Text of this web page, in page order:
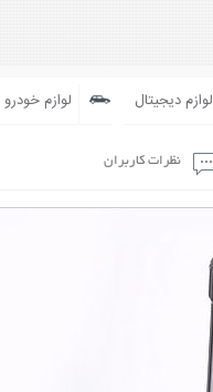
لوازم دیجیتال لوازم خودرو
نظرات کاربران